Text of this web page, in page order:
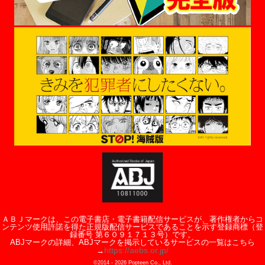
ＡＢＪマークは、この電子書店・電子書籍配信サービスが、著作権者からコ
ンテンツ使用許諾を得た正規版配信サービスであることを示す登録商標（登
録番号 第６０９１７１３号）です。
ABJマークの詳細、ABJマークを掲示しているサービスの一覧はこちら
→ https://aebs.or.jp/
©2014 - 2026Popteen Co., Ltd.